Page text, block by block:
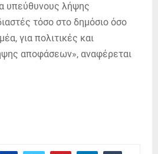
υπεύθυνους λήψης
τόσο στο δημόσιο όσο
για πολιτικές και
αποφάσεων», αναφέρεται